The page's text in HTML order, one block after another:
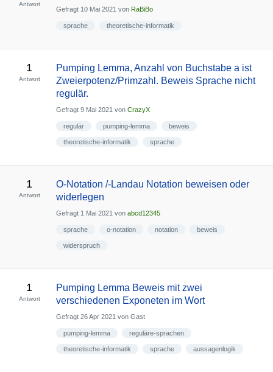
Antwort
Gefragt 10 Mai 2021 von RaBiBo
sprache theoretische-informatik
1
Antwort
Pumping Lemma, Anzahl von Buchstabe a ist
Zweierpotenz/Primzahl. Beweis Sprache nicht
regulär.
Gefragt 9 Mai 2021 von CrazyX
regulär pumping-lemma beweis
theoretische-informatik sprache
1
Antwort
O-Notation /-Landau Notation beweisen oder
widerlegen
Gefragt 1 Mai 2021 von abcd12345
sprache o-notation notation beweis
widerspruch
1
Antwort
Pumping Lemma Beweis mit zwei
verschiedenen Exponeten im Wort
Gefragt 26 Apr 2021 von Gast
pumping-lemma reguläre-sprachen
theoretische-informatik sprache aussagenlogik